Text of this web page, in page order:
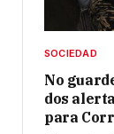
SOCIEDAD
No
dos
para